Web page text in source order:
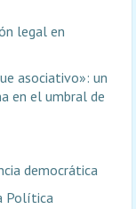
legal en
asociativo»: un
en el umbral de
democrática
Política